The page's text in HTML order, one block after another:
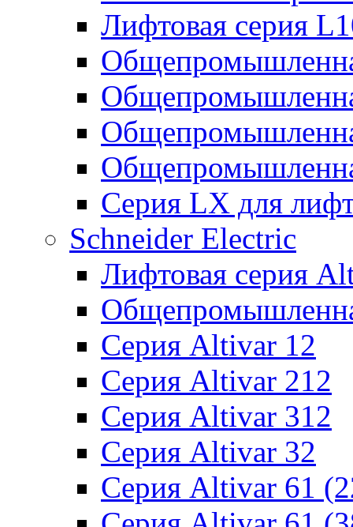
Лифтовая серия
Серия LX для
Schneider Electric
Лифтовая серия
Серия Altivar 12
Серия Altivar 212
Серия Altivar 312
Серия Altivar 32
Серия Altivar 61